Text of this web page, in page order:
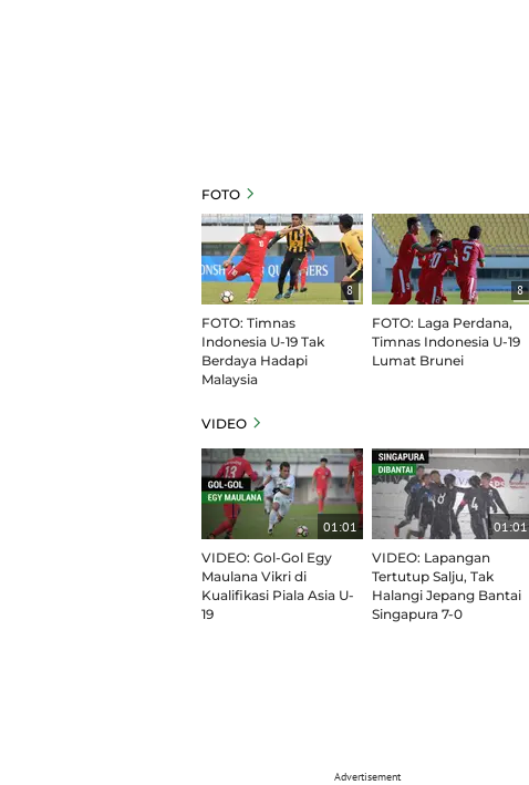
FOTO
8
FOTO: Timnas
Indonesia U-19 Tak
Berdaya Hadapi
Malaysia
8
FOTO: Laga Perdana,
Timnas Indonesia U-19
Lumat Brunei
VIDEO
01:01
VIDEO: Gol-Gol Egy
Maulana Vikri di
Kualifikasi Piala Asia U-
19
01:01
VIDEO: Lapangan
Tertutup Salju, Tak
Halangi Jepang Bantai
Singapura 7-0
Advertisement